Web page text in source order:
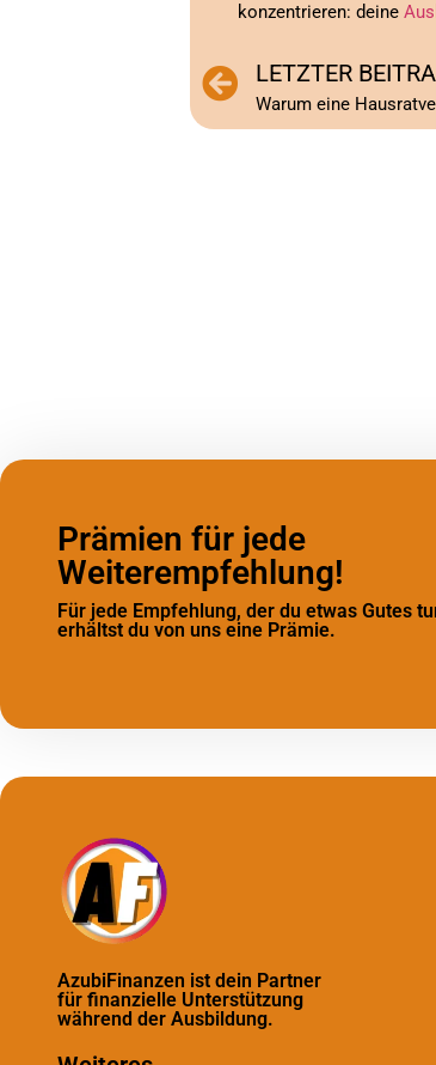
konzentrieren: deine
LETZTER
Warum eine
Prämien für jede
Weiterempfehlung!
Für jede Empfehlung, der du etwas Gutes
erhältst du von uns eine Prämie.
AzubiFinanzen ist dein Partner
für finanzielle Unterstützung
während der Ausbildung.